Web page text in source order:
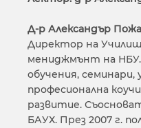
Д-р Александър
Директор на
мениджмънт на НБУ.
обучения,
професионална
развитие.
БАУХ. През 2007 г.